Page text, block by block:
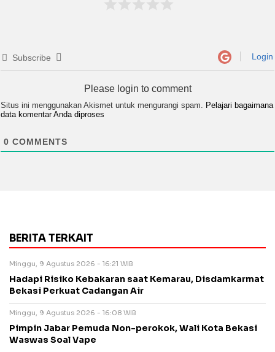
Subscribe Login
Please login to comment
Situs ini menggunakan Akismet untuk mengurangi spam. Pelajari bagaimana
data komentar Anda diproses
0 COMMENTS
BERITA TERKAIT
Minggu, 9 Agustus 2026 - 16:21 WIB
Hadapi Risiko Kebakaran saat Kemarau, Disdamkarmat
Bekasi Perkuat Cadangan Air
Minggu, 9 Agustus 2026 - 16:08 WIB
Pimpin Jabar Pemuda Non-perokok, Wali Kota Bekasi
Waswas Soal Vape